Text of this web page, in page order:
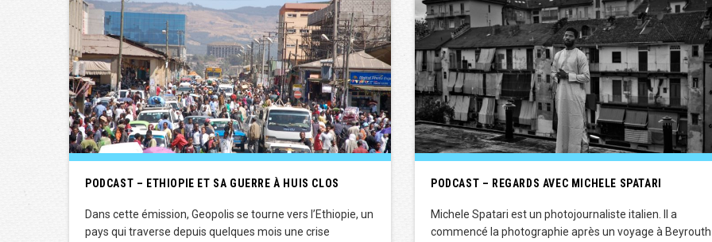
PODCAST – ETHIOPIE ET SA GUERRE À HUIS CLOS
Dans cette émission, Geopolis se tourne vers l’Ethiopie, un
pays qui traverse depuis quelques mois une crise
PODCAST – REGARDS AVEC MICHELE SPATARI
Michele Spatari est un photojournaliste italien. Il a
commencé la photographie après un voyage à Beyrouth